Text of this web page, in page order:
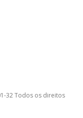
32 Todos os direitos